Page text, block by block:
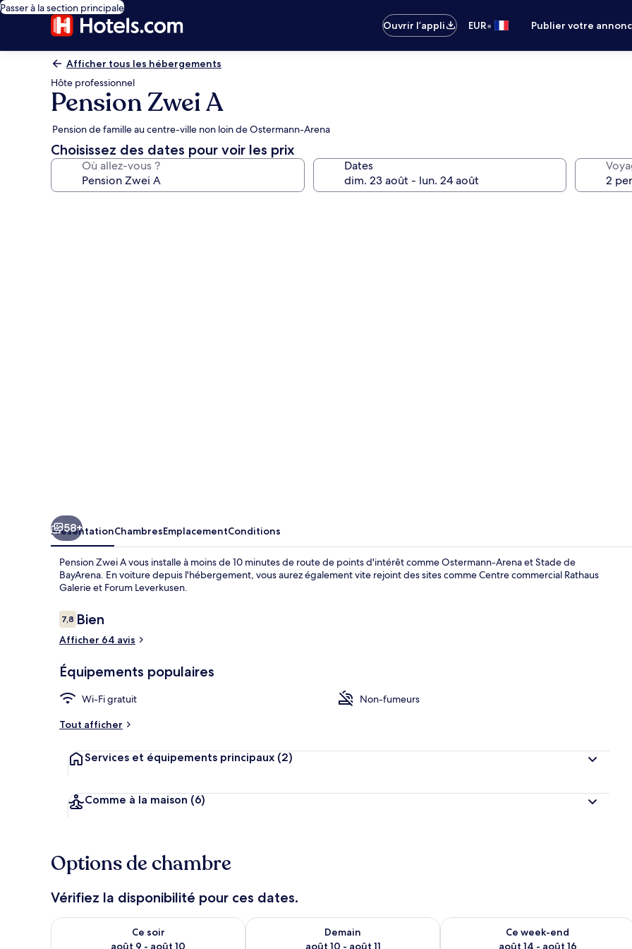
Passer à la section principale
Ouvrir l’appli
EUR• Publier votre
Afficher tous les hébergements
Hôte professionnel
Pension Zwei A
Pension de famille au centre-ville non loin de Ostermann-Arena
Choisissez des dates pour voir les prix
Où allez-vous ? Dates
58+
PrésentationChambresEmplacementConditions
Pension Zwei A vous installe à moins de 10 minutes de route de points d'intérêt comme Ostermann-Arena et Stade de
BayArena. En voiture depuis l'hébergement, vous aurez également vite rejoint des sites comme Centre commercial Rathaus
Galerie et Forum Leverkusen.
Avis
voyageurs
7,87,8 sur 10
Bien
Afficher 64 avis
Équipements populaires
Wi-Fi gratuit
Non-fumeurs
Tout afficher
Services et équipements principaux (2)
Comme à la maison (6)
Options de chambre
Vérifiez la disponibilité pour ces dates.
Ce soir
août 9 - août 10
Vérifier la disponibilité pour ce soir août 9 - août 10
Demain
août 10 - août 11
Vérifier la disponibilité pour demain août 10 - août 11
Ce week-end
août 14 - août 16
Vérifier la disponibilité pour ce week-